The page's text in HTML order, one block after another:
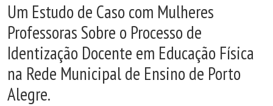
Um Estudo de Caso com Mulheres
Professoras Sobre o Processo de
Identização Docente em Educação Física
na Rede Municipal de Ensino de Porto
Alegre.